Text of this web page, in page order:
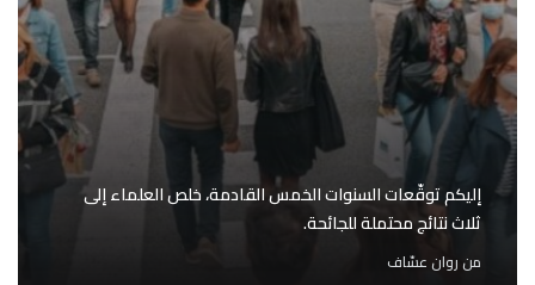
إليكم توقّعات السنوات الخمس القادمة، خلص العلماء إلى
ثلاث نتائج محتملة للجائحة.
من روان عسّاف